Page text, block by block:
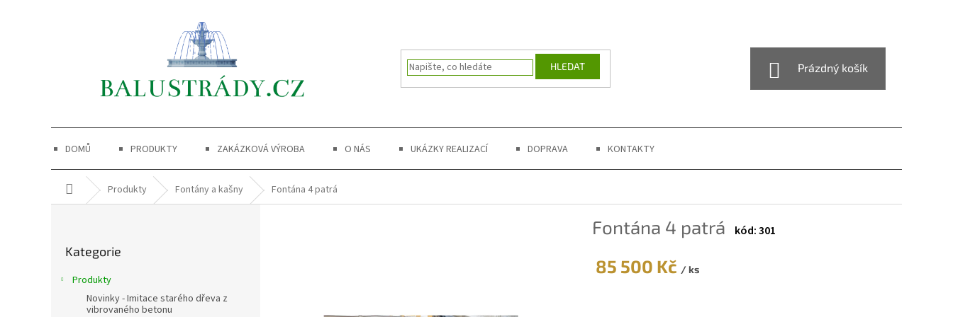
HLEDAT
NÁKUPNÍ
Prázdný košík
DOMŮ PRODUKTY ZAKÁZKOVÁ VÝROBA O NÁS UKÁZKY REALIZACÍ DOPRAVA KONTAKTY
Domů Produkty Fontány a kašny Fontána 4 patrá
kategorie
Kategorie
Produkty
Novinky - Imitace starého dřeva z
vibrovaného betonu
Fontána 4 patrá 301
85 500 Kč / ks